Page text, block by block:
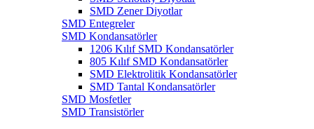
SMD Zener Diyotlar
SMD Entegreler
SMD Kondansatörler
1206 Kılıf SMD Kondansatörler
805 Kılıf SMD Kondansatörler
SMD Elektrolitik Kondansatörler
SMD Tantal Kondansatörler
SMD Mosfetler
SMD Transistörler